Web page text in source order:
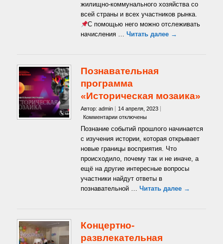
жилищно-коммунального хозяйства со
всей страны и всех участников рынка.
С помощью него можно отслеживать
начисления … Читать далее →
Познавательная
программа
«Историческая мозаика»
Автор: admin
14 апреля, 2023
Комментариик
записи
Познавательная
программа
«Историческая
мозаика»
отключены
Познание событий прошлого начинается
с изучения истории, которая открывает
новые границы восприятия. Что
происходило, почему так и не иначе, а
ещё на другие интересные вопросы
участники найдут ответы в
познавательной … Читать далее →
Концертно-
развлекательная